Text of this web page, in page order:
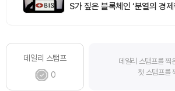
S가 짚은 블록체인 ‘분열의 경제
데일리 스탬프
0
데일리 스탬프를 찍
첫 스탬프를